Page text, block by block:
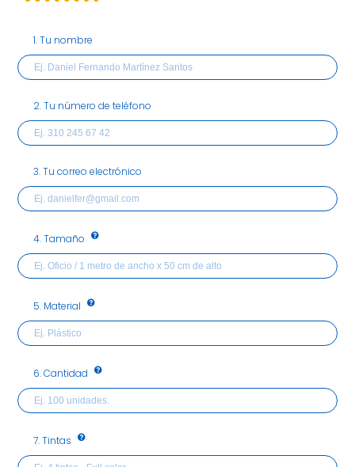
1. Tu nombre
2. Tu número de teléfono
3. Tu correo electrónico
4. Tamaño
5. Material
6. Cantidad
7. Tintas